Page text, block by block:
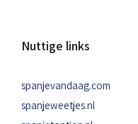
Nuttige links
spanjevandaag.com
spanjeweetjes.nl